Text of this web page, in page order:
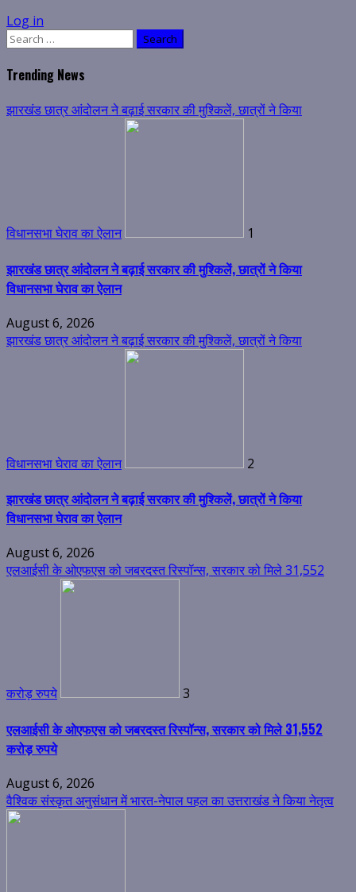
Log in
Search
Trending News
झारखंड छात्र आंदोलन ने बढ़ाई सरकार की मुश्किलें, छात्रों ने किया
विधानसभा घेराव का ऐलान 1
झारखंड छात्र आंदोलन ने बढ़ाई सरकार की मुश्किलें, छात्रों ने किया
विधानसभा घेराव का ऐलान
August 6, 2026
झारखंड छात्र आंदोलन ने बढ़ाई सरकार की मुश्किलें, छात्रों ने किया
विधानसभा घेराव का ऐलान 2
झारखंड छात्र आंदोलन ने बढ़ाई सरकार की मुश्किलें, छात्रों ने किया
विधानसभा घेराव का ऐलान
August 6, 2026
एलआईसी के ओएफएस को जबरदस्त रिस्पॉन्स, सरकार को मिले 31,552
करोड़ रुपये 3
एलआईसी के ओएफएस को जबरदस्त रिस्पॉन्स, सरकार को मिले 31,552
करोड़ रुपये
August 6, 2026
वैश्विक संस्कृत अनुसंधान में भारत-नेपाल पहल का उत्तराखंड ने किया नेतृत्व